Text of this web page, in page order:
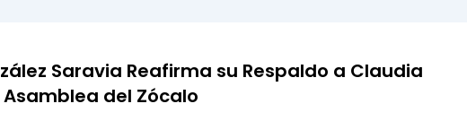
Saravia Reafirma su Respaldo a Claudia
del Zócalo